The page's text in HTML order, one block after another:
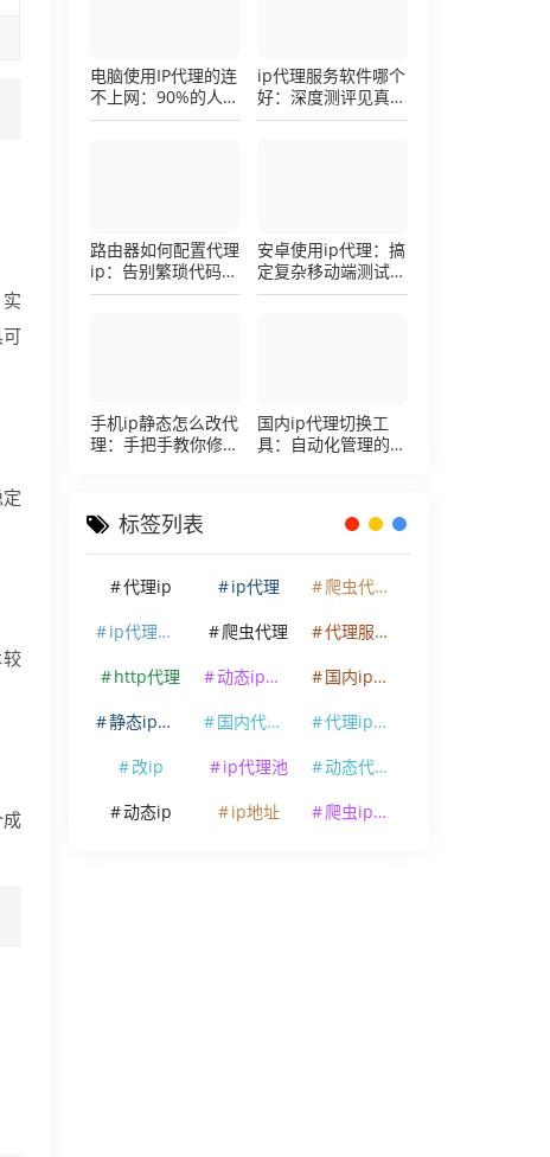
可
成
电脑使用IP代理的连
不上网：90%的人踩
过这个坑，一招修复
ip代理服务软件哪个
好：深度测评见真
章，帮你把钱花在刀
路由器如何配置代理
ip：告别繁琐代码，
详解底层配置逻辑
安卓使用ip代理：搞
定复杂移动端测试环
境的超详细配置手册
手机ip静态怎么改代
理：手把手教你修改
国内ip代理切换工
具：自动化管理的效
标签列表
代理ip ip代理
爬虫代理ip
ip代理软件
爬虫代理
代理服务器
http代理
动态ip代理
国内ip代理
静态ip代理
国内代理ip
代理ip软件
改ip
ip代理池
动态代理ip
动态ip
ip地址 爬虫ip代理